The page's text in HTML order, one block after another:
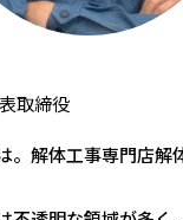
取締役
。解体工事専門店解